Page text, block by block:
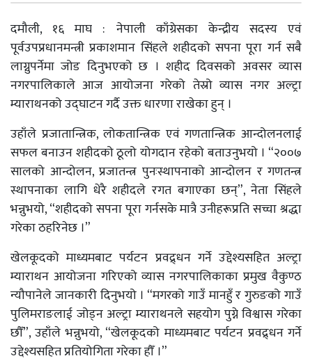
दमौली, १६ माघ : नेपाली काँग्रेसका केन्द्रीय सदस्य एवं
पूर्वउपप्रधानमन्त्री प्रकाशमान सिंहले शहीदको सपना पूरा गर्न सबै
लाग्नुपर्नेमा जोड दिनुभएको छ । शहीद दिवसको अवसर व्यास
नगरपालिकाले आज आयोजना गरेको तेस्रो व्यास नगर अल्ट्रा
म्याराथनको उद्घाटन गर्दै उक्त धारणा राखेका हुन् ।
उहाँले प्रजातान्त्रिक, लोकतान्त्रिक एवं गणतान्त्रिक आन्दोलनलाई
सफल बनाउन शहीदको ठूलो योगदान रहेको बताउनुभयो । “२००७
सालको आन्दोलन, प्रजातन्त्र पुनःस्थापनाको आन्दोलन र गणतन्त्र
स्थापनाका लागि धेरै शहीदले रगत बगाएका छन्”, नेता सिंहले
भन्नुभयो, “शहीदको सपना पूरा गर्नसके मात्रै उनीहरूप्रति सच्चा श्रद्धा
गरेका ठहरिनेछ ।”
खेलकूदको माध्यमबाट पर्यटन प्रवद्र्धन गर्ने उद्देश्यसहित अल्ट्रा
म्याराथन आयोजना गरिएको व्यास नगरपालिकाका प्रमुख वैकुण्ठ
न्यौपानेले जानकारी दिनुभयो । “मगरको गाउँ मानहुँ र गुरुङको गाउँ
पुलिमराङलाई जोड्न अल्ट्रा म्याराथनले सहयोग पुग्ने विश्वास गरेका
छौँ”, उहाँले भन्नुभयो, “खेलकूदको माध्यमबाट पर्यटन प्रवद्र्धन गर्ने
उद्देश्यसहित प्रतियोगिता गरेका हौँ ।”